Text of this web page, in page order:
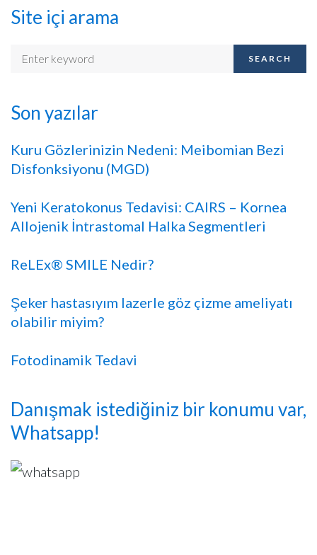
Site içi arama
SEARCH
Son yazılar
Kuru Gözlerinizin Nedeni: Meibomian Bezi
Disfonksiyonu (MGD)
Yeni Keratokonus Tedavisi: CAIRS – Kornea
Allojenik İntrastomal Halka Segmentleri
ReLEx® SMILE Nedir?
Şeker hastasıyım lazerle göz çizme ameliyatı
olabilir miyim?
Fotodinamik Tedavi
Danışmak istediğiniz bir konumu var,
Whatsapp!